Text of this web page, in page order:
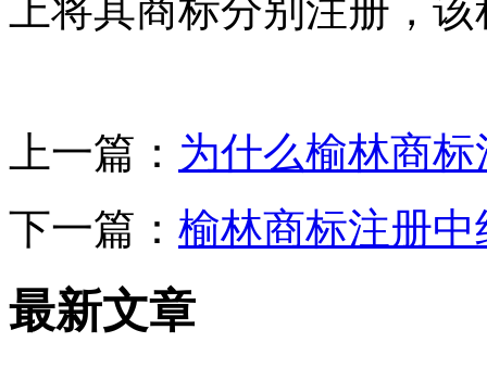
上将其商标分别注册，
上一篇： 为什么榆林商
下一篇： 榆林商标注册
最新文章